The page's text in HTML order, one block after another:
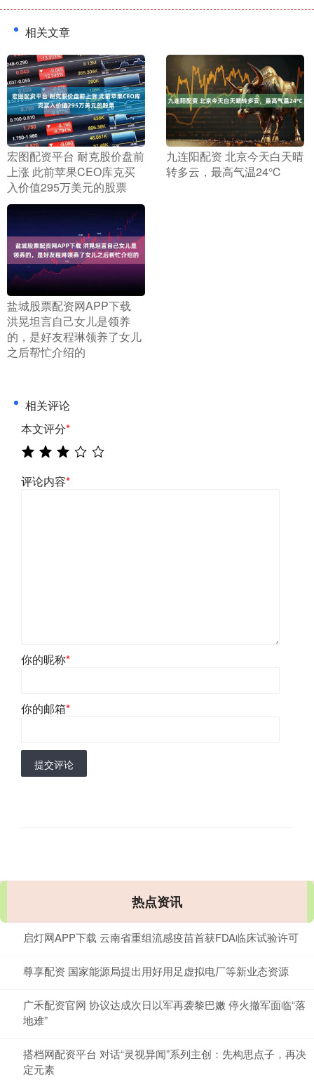
相关文章
​宏图配资平台 耐克股价盘前
上涨 此前苹果CEO库克买
入价值295万美元的股票
​九连阳配资 北京今天白天晴
转多云，最高气温24℃
​盐城股票配资网APP下载
洪晃坦言自己女儿是领养
的，是好友程琳领养了女儿
之后帮忙介绍的
相关评论
本文评分*
评论内容*
你的昵称*
你的邮箱*
提交评论
热点资讯
启灯网APP下载 云南省重组流感疫苗首获FDA临床试验许可
尊享配资 国家能源局提出用好用足虚拟电厂等新业态资源
广禾配资官网 协议达成次日以军再袭黎巴嫩 停火撤军面临“落
地难”
搭档网配资平台 对话“灵视异闻”系列主创：先构思点子，再决
定元素